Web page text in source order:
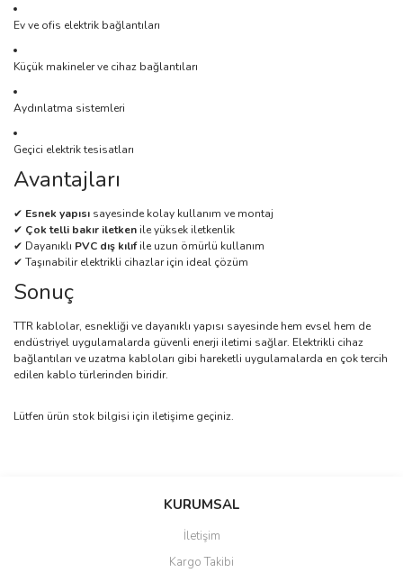
Ev ve ofis elektrik bağlantıları
Küçük makineler ve cihaz bağlantıları
Aydınlatma sistemleri
Geçici elektrik tesisatları
Avantajları
✔ Esnek yapısı sayesinde kolay kullanım ve montaj
✔ Çok telli bakır iletken ile yüksek iletkenlik
✔ Dayanıklı PVC dış kılıfile uzun ömürlü kullanım
✔ Taşınabilir elektrikli cihazlar için ideal çözüm
Sonuç
TTR kablolar, esnekliği ve dayanıklı yapısı sayesinde hem evsel hem de
endüstriyel uygulamalarda güvenli enerji iletimi sağlar. Elektrikli cihaz
bağlantıları ve uzatma kabloları gibi hareketli uygulamalarda en çok tercih
edilen kablo türlerinden biridir.
Lütfen ürün stok bilgisi için iletişime geçiniz.
Bu ürüne ilk yorumu siz yapın!
Ürün resmi kalitesiz, bozuk veya görüntülenemiyor.
KURUMSAL
İletişim
Kargo Takibi